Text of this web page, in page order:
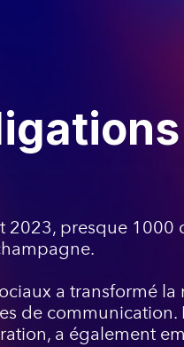
2023, presque
a transformé
de
a également